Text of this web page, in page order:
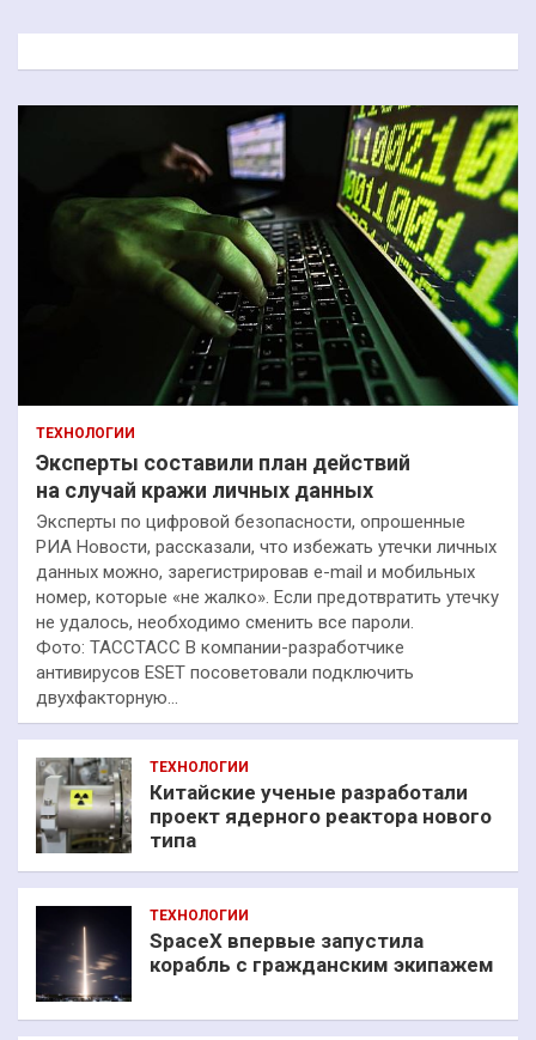
к
ТЕХНОЛОГИИ
Эксперты составили план действий
на случай кражи личных данных
Эксперты по цифровой безопасности, опрошенные
РИА Новости, рассказали, что избежать утечки личных
данных можно, зарегистрировав e-mail и мобильных
номер, которые «не жалко». Если предотвратить утечку
не удалось, необходимо сменить все пароли.
Фото: ТАССТАСС В компании-разработчике
антивирусов ESET посоветовали подключить
двухфакторную…
ТЕХНОЛОГИИ
Китайские ученые разработали
проект ядерного реактора нового
типа
ТЕХНОЛОГИИ
SpaceX впервые запустила
корабль с гражданским экипажем